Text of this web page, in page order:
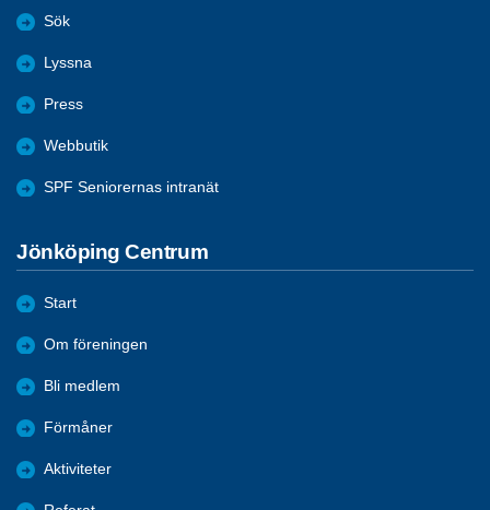
Sök
Lyssna
Press
Webbutik
SPF Seniorernas intranät
Jönköping Centrum
Start
Om föreningen
Bli medlem
Förmåner
Aktiviteter